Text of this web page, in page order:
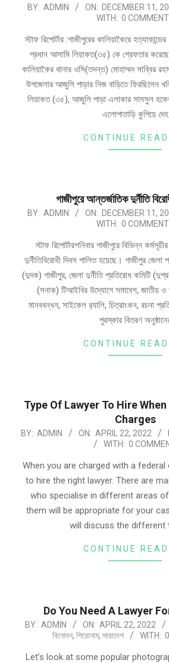
BY: ADMIN ON: DECEMBER 11,
WITH: 0
স্টাফ রিপোর্টার :গাজীপুরের কালিয়াকৈরে
প্রধান আসামি লিয়াকত(৩৫) কে গ্রেফতার করেছে
কালিয়াকৈর থানার ওসি(তদন্ত) মোহাম্মদ সাব্বির
উপজেলার আজুলি পাড়ার নিজ বাড়িতে ফিরছিলেন
লিয়াকত (৩৫), আজুলি পাড়া এলাকার সামসুল
এলোপাতাড়ি কুপিয়ে দেহ
CONTINUE
গাজীপুরে আন্তর্জাতিক দুর্নীতি
BY: ADMIN ON: DECEMBER 11,
WITH: 0
স্টাফ রিপোর্টারশনিবার গাজীপুরে বিভিন্ন
দুর্নীতিবিরোধী দিবস পালিত হয়েছে। গাজীপুর
(দুদক) গাজীপুর, জেলা দুর্নীতি প্রতিরোধ কমিটি
(সনাক) টিআইবির উদ্যোগে সমাবেশ, জাতীয়
মানববন্ধন, সাইকেল র‌্যালি, চিত্রাংকন, রচনা
পুরস্কার বিতরণ
CONTINUE
Type Of Lawyer To Hire
Charges
BY: ADMIN ON: APRIL 22, 2022
WITH: 0
When you are charged with a
to hire the right lawyer. There are
who specialise in different areas
them will be appropriate for your
will discuss the different
CONTINUE
Do You Need A Lawyer
BY: ADMIN ON: APRIL 22, 2022
বিনোদন,শিরোনাম,সারাদেশ WITH:
Let’s look at some popular